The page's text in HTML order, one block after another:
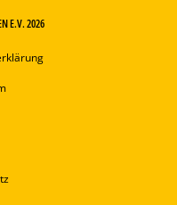
E.V. 2026